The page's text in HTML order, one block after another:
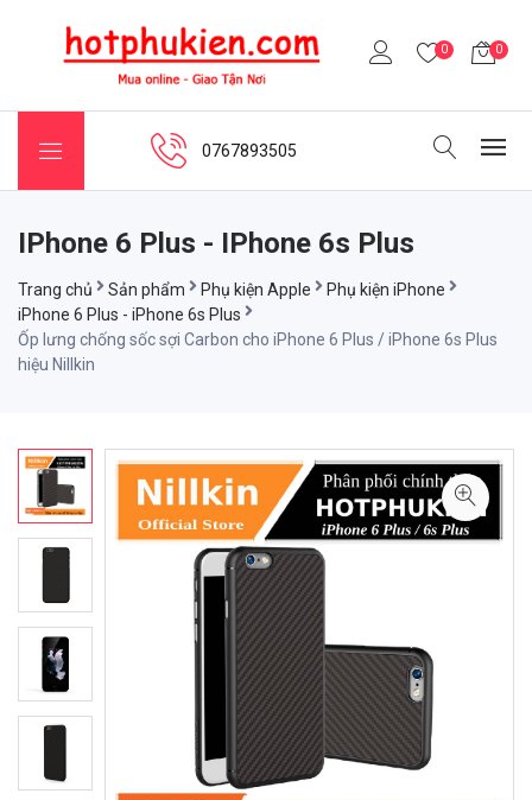
0 0
0767893505
IPhone 6 Plus - IPhone 6s Plus
Trang chủ Sản phẩm Phụ kiện Apple
Phụ kiện iPhone
iPhone 6 Plus - iPhone 6s Plus
Ốp lưng chống sốc sợi Carbon cho iPhone 6 Plus / iPhone 6s Plus
hiệu Nillkin